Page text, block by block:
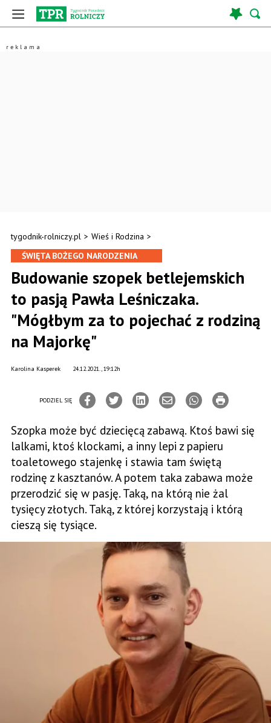
tygodnik-rolniczy.pl > Wieś i Rodzina >
ŚWIĘTA BOŻEGO NARODZENIA
Budowanie szopek betlejemskich
to pasją Pawła Leśniczaka.
"Mógłbym za to pojechać z rodziną
na Majorkę"
24.12.2021., 19:12h
Karolina Kasperek
PODZIEL SIĘ
Szopka może być dziecięcą zabawą. Ktoś bawi się
lalkami, ktoś klockami, a inny lepi z papieru
toaletowego stajenkę i stawia tam świętą
rodzinę z kasztanów. A potem taka zabawa może
przerodzić się w pasję. Taką, na którą nie żal
tysięcy złotych. Taką, z której korzystają i którą
cieszą się tysiące.